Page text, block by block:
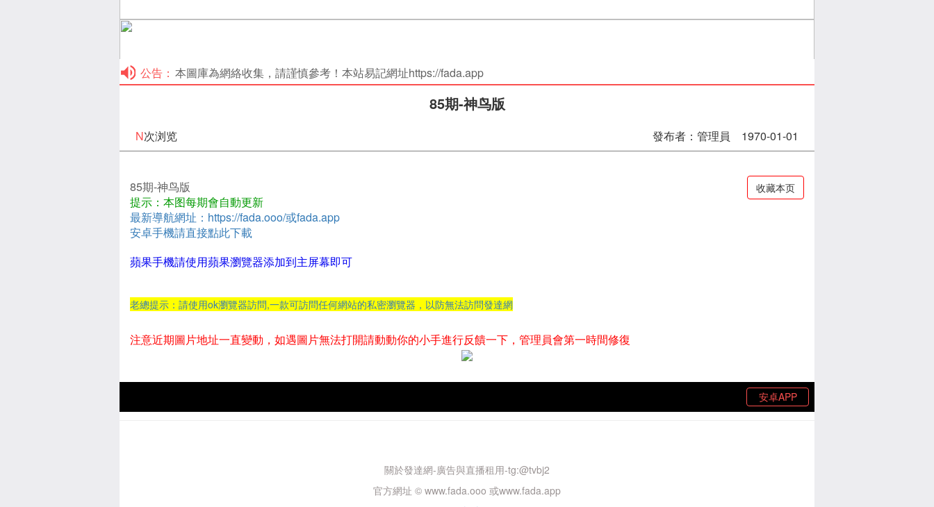
公告： 本圖庫為網絡收集，請謹慎參考！本站易記網址https://fada.app
85期-神鸟版
N次浏览 發布者：管理員 1970-01-01
85期-神鸟版 收藏本页
提示：本图每期會自動更新
最新導航網址：https://fada.ooo/或fada.app
安卓手機請直接點此下載
蘋果手機請使用蘋果瀏覽器添加到主屏幕即可
老總提示：請使用ok瀏覽器訪問,一款可訪問任何網站的私密瀏覽器，以防無法訪問發達網
注意近期圖片地址一直變動，如遇圖片無法打開請動動你的小手進行反饋一下，管理員會第一時間修復
安卓APP
關於發達網-廣告與直播租用-tg:@tvbj2
官方網址 © www.fada.ooo 或www.fada.app